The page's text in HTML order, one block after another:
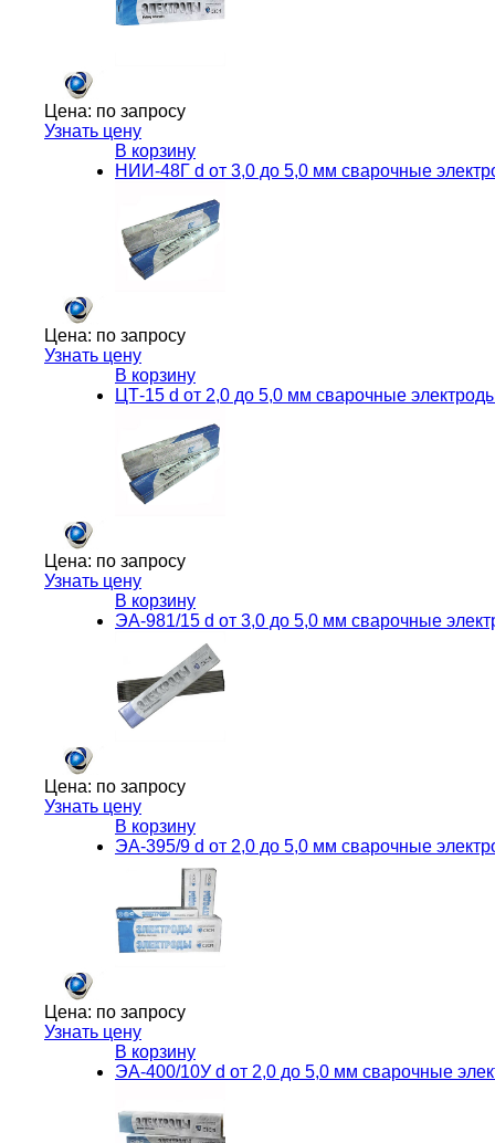
Цена: по запросу
Узнать цену
В корзину
НИИ-48Г d от 3,0 до 5,0 мм сварочные
Цена: по запросу
Узнать цену
В корзину
ЦТ-15 d от 2,0 до 5,0 мм сварочные
Цена: по запросу
Узнать цену
В корзину
ЭА-981/15 d от 3,0 до 5,0 мм сварочные
Цена: по запросу
Узнать цену
В корзину
ЭА-395/9 d от 2,0 до 5,0 мм сварочные
Цена: по запросу
Узнать цену
В корзину
ЭА-400/10У d от 2,0 до 5,0 мм сварочные